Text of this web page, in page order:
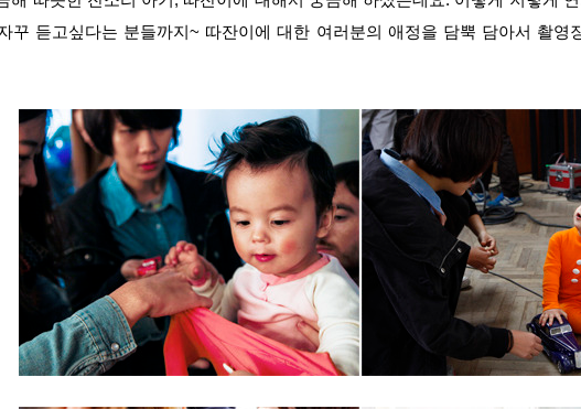
꾸 듣고싶다는 분들까지~ 따잔이에 대한 여러분의 애정을 담뿍 담아서 촬영